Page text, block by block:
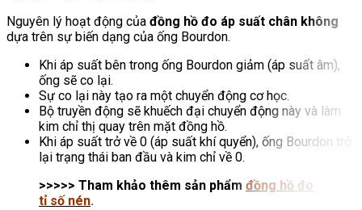
Nguyên lý hoạt động của đồng hồ đo áp suất chân không
dựa trên sự biến dạng của ống Bourdon.
Khi áp suất bên trong ống Bourdon giảm (áp suất âm),
ống sẽ co lại.
Sự co lại này tạo ra một chuyển động cơ học.
Bộ truyền động sẽ khuếch đại chuyển động này và làm
kim chỉ thị quay trên mặt đồng hồ.
Khi áp suất trở về 0 (áp suất khí quyển), ống Bourdon trở
lại trạng thái ban đầu và kim chỉ về 0.
>>>>> Tham khảo thêm sản phẩm đồng hồ đo
tỉ số nén.